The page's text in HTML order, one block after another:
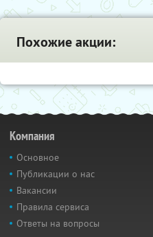
Похожие акции:
Компания
Основное
Публикации о нас
Вакансии
Правила сервиса
Ответы на вопросы